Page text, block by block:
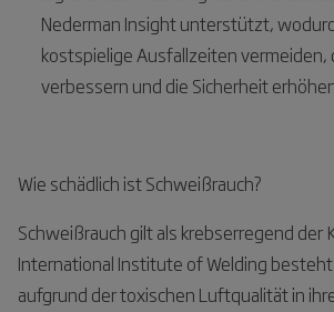
Nederman Insight unterstützt,
kostspielige Ausfallzeiten vermeiden,
verbessern und die Sicherheit
Wie schädlich ist Schweißrauch?
Schweißrauch gilt als krebserregend der
International Institute of Welding
aufgrund der toxischen Luftqualität in